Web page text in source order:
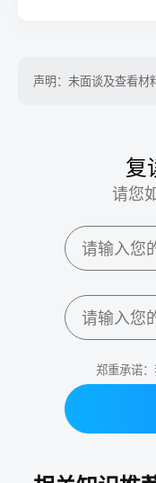
声明：未面谈及查看材
复
请您
郑重承诺